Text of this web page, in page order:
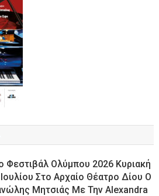
Φεστιβάλ Ολύμπου 2026 Κυριακή
Στο Αρχαίο Θέατρο Δίου Ο
Μητσιάς Με Την Alexandra